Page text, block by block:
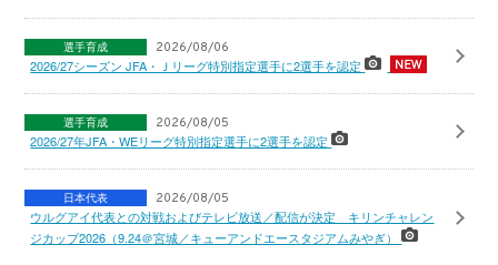
選手育成 2026/08/06
2026/27シーズン JFA・Ｊリーグ特別指定選手に2選手を認定
選手育成 2026/08/05
2026/27年JFA・WEリーグ特別指定選手に2選手を認定
日本代表 2026/08/05
ウルグアイ代表との対戦およびテレビ放送／配信が決定 キリンチャレン
ジカップ2026（9.24＠宮城／キューアンドエースタジアムみやぎ）